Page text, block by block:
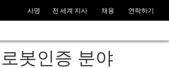
사명 전 세계 지사 채용 연락하기
봇인증 분야